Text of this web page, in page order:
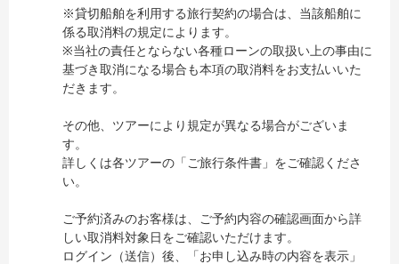
※貸切船舶を利用する旅行契約の場合は、当該船舶に
係る取消料の規定によります。
※当社の責任とならない各種ローンの取扱い上の事由に
基づき取消になる場合も本項の取消料をお支払いいた
だきます。
その他、ツアーにより規定が異なる場合がございま
す。
詳しくは各ツアーの「ご旅行条件書」をご確認くださ
い。
ご予約済みのお客様は、ご予約内容の確認画面から詳
しい取消料対象日をご確認いただけます。
ログイン（送信）後、「お申し込み時の内容を表示」